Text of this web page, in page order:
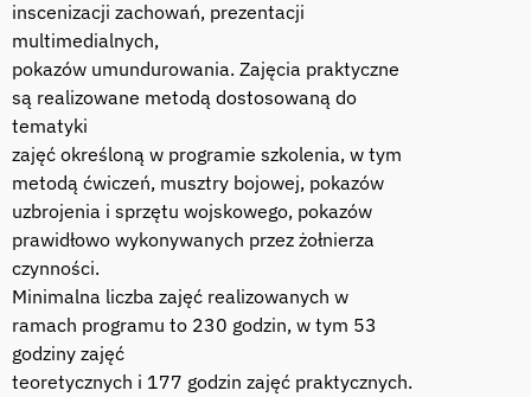
inscenizacji zachowań, prezentacji
multimedialnych,
pokazów umundurowania. Zajęcia praktyczne
są realizowane metodą dostosowaną do
tematyki
zajęć określoną w programie szkolenia, w tym
metodą ćwiczeń, musztry bojowej, pokazów
uzbrojenia i sprzętu wojskowego, pokazów
prawidłowo wykonywanych przez żołnierza
czynności.
Minimalna liczba zajęć realizowanych w
ramach programu to 230 godzin, w tym 53
godziny zajęć
teoretycznych i 177 godzin zajęć praktycznych.